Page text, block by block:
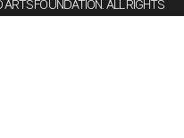
FOUNDATION. ALL RIGHTS